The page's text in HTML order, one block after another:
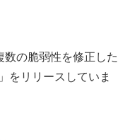
の脆弱性を修正した
をリリースしていま